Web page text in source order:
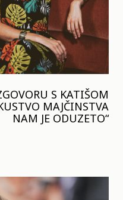
S KATIŠOM
MAJČINSTVA
NAM JE ODUZETO“